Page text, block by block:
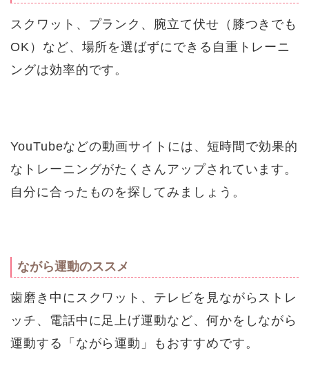
スクワット、プランク、腕立て伏せ（膝つきでも
OK）など、場所を選ばずにできる自重トレーニ
ングは効率的です。
YouTubeなどの動画サイトには、短時間で効果的
なトレーニングがたくさんアップされています。
自分に合ったものを探してみましょう。
ながら運動のススメ
歯磨き中にスクワット、テレビを見ながらストレ
ッチ、電話中に足上げ運動など、何かをしながら
運動する「ながら運動」もおすすめです。